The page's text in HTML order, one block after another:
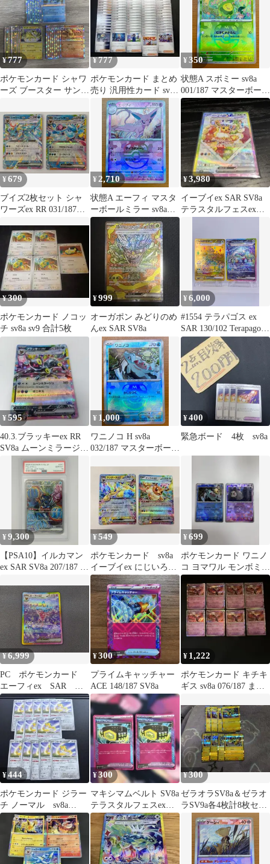
ゲーム
¥777
ポケモンカード シャワ
ーズ ブースター サンダ
¥777
ポケモンカード まとめ
売り 汎用性カード sv8a
サポートのみ 80枚↑
¥350
状態A スボミー sv8a
001/187 マスターボール
ミラー マスボ ★ ポケ
カ ポケモンカードゲー
ム
¥679
ブイズ2枚セット シャ
ワーズex RR 031/187
041/187 SV8a ポケモン
カード PokemonCard
¥ 2,710
状態A エーフィ マスタ
ーボールミラー sv8a
062/187 マスボ ★ ポケ
カ ポケモンカードゲー
¥3,980
イーブイex SAR SV8a
テラスタルフェスex
¥300
ポケモンカード ノコッ
チ sv8a sv9 合計5枚
¥999
オーガポン みどりのめ
んex SAR SV8a
¥6,000
#1554 テラパゴス ex
SAR 130/102 Terapagos
ex SAR 130/102 sv7 テ
ラパゴス UR 237/187
Terapagos ex UR 237/187
sv8a
¥595
40.3.ブラッキーex RR
SV8a ムーンミラージ
ュ ポケモンカード
¥ 1,000
ワニノコ H sv8a
032/187 マスターボール
ゲーム
¥400
緊急ボード 4枚 sv8a
¥9,300
【PSA10】イルカマン
ex SAR SV8a 207/187 ポ
¥549
ポケモンカード sv8a
イーブイex にじいろ
DNA サンダースex
¥699
ポケモンカード ワニノ
コ ヨマワル モンボミラ
ー 2枚セット 即日発
送
¥6,999
PC ポケモンカード
エーフィex SAR
211/187 SV8a ※商品
説明文確認
¥300
プライムキャッチャー
ACE 148/187 SV8a
¥ 1,222
ポケモンカード キチキ
ギス sv8a 076/187 まと
¥444
ポケモンカード ジラー
チ ノーマル sv8a
sv3a16枚セット
¥300
マキシマムベルト SV8a
テラスタルフェスex
159/187 2枚セット
¥300
ゼラオラSV8a＆ゼラオ
ラSV9a各4枚計8枚セッ
ト★おまけ付き